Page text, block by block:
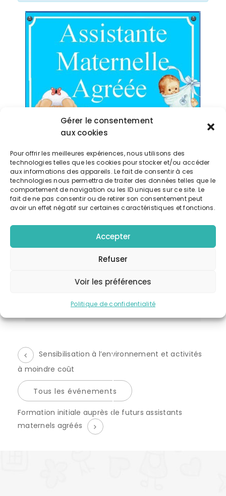
Gérer le consentement
aux cookies
Pour offrir les meilleures expériences, nous utilisons des
technologies telles que les cookies pour stocker et/ou accéder
aux informations des appareils. Le fait de consentir à ces
technologies nous permettra de traiter des données telles que le
comportement de navigation ou les ID uniques sur ce site. Le
fait de ne pas consentir ou de retirer son consentement peut
avoir un effet négatif sur certaines caractéristiques et fonctions.
Accepter
Refuser
Voir les préférences
Politique de confidentialité
Exporter vers google calendrier
Télécharger l'événement
CATÉGORIE D’ÉVÈNEMENT:
formation initiale asmats
É
v
Sensibilisation à l’environnement et activités
à moindre coût
Tous les événements
Formation initiale auprès de futurs assistants
maternels agréés